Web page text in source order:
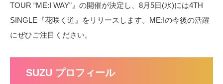
TOUR “ME:I WAY”』の開催が決定し、8月5日(水)には4TH
SINGLE『花咲く道』をリリースします。ME:Iの今後の活躍
にぜひご注目ください。
SUZU プロフィール